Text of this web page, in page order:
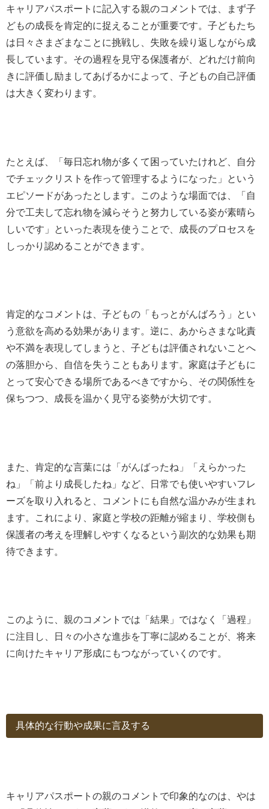
キャリアパスポートに記入する親のコメントでは、まず子
どもの成長を肯定的に捉えることが重要です。子どもたち
は日々さまざまなことに挑戦し、失敗を繰り返しながら成
長しています。その過程を見守る保護者が、どれだけ前向
きに評価し励ましてあげるかによって、子どもの自己評価
は大きく変わります。
たとえば、「毎日忘れ物が多くて困っていたけれど、自分
でチェックリストを作って管理するようになった」という
エピソードがあったとします。このような場面では、「自
分で工夫して忘れ物を減らそうと努力している姿が素晴ら
しいです」といった表現を使うことで、成長のプロセスを
しっかり認めることができます。
肯定的なコメントは、子どもの「もっとがんばろう」とい
う意欲を高める効果があります。逆に、あからさまな叱責
や不満を表現してしまうと、子どもは評価されないことへ
の落胆から、自信を失うこともあります。家庭は子どもに
とって安心できる場所であるべきですから、その関係性を
保ちつつ、成長を温かく見守る姿勢が大切です。
また、肯定的な言葉には「がんばったね」「えらかった
ね」「前より成長したね」など、日常でも使いやすいフレ
ーズを取り入れると、コメントにも自然な温かみが生まれ
ます。これにより、家庭と学校の距離が縮まり、学校側も
保護者の考えを理解しやすくなるという副次的な効果も期
待できます。
このように、親のコメントでは「結果」ではなく「過程」
に注目し、日々の小さな進歩を丁寧に認めることが、将来
に向けたキャリア形成にもつながっていくのです。
具体的な行動や成果に言及する
キャリアパスポートの親のコメントで印象的なのは、やは